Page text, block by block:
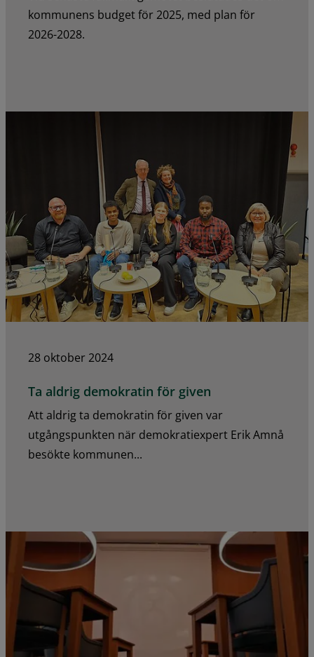
kommunens budget för 2025, med plan för
2026-2028.
28 oktober 2024
Ta aldrig demokratin för given
Att aldrig ta demokratin för given var
utgångspunkten när demokratiexpert Erik Amnå
besökte kommunen...